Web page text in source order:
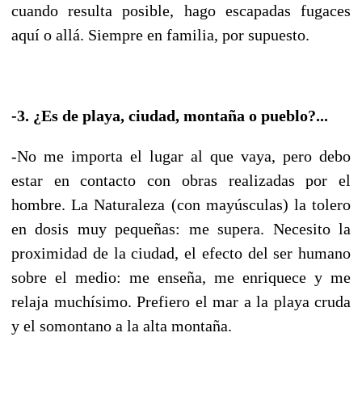
cuando resulta posible, hago escapadas fugaces
aquí o allá. Siempre en familia, por supuesto.
-3. ¿Es de playa, ciudad, montaña o pueblo?...
-No me importa el lugar al que vaya, pero debo
estar en contacto con obras realizadas por el
hombre. La Naturaleza (con mayúsculas) la tolero
en dosis muy pequeñas: me supera. Necesito la
proximidad de la ciudad, el efecto del ser humano
sobre el medio: me enseña, me enriquece y me
relaja muchísimo. Prefiero el mar a la playa cruda
y el somontano a la alta montaña.